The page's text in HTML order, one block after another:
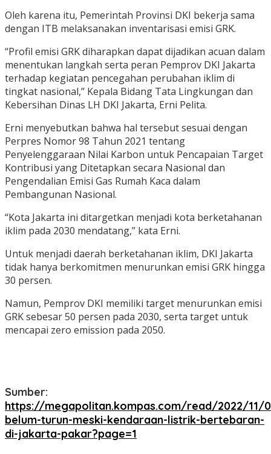
Oleh karena itu, Pemerintah Provinsi DKI bekerja sama
dengan ITB melaksanakan inventarisasi emisi GRK.
“Profil emisi GRK diharapkan dapat dijadikan acuan dalam
menentukan langkah serta peran Pemprov DKI Jakarta
terhadap kegiatan pencegahan perubahan iklim di
tingkat nasional,” Kepala Bidang Tata Lingkungan dan
Kebersihan Dinas LH DKI Jakarta, Erni Pelita.
Erni menyebutkan bahwa hal tersebut sesuai dengan
Perpres Nomor 98 Tahun 2021 tentang
Penyelenggaraan Nilai Karbon untuk Pencapaian Target
Kontribusi yang Ditetapkan secara Nasional dan
Pengendalian Emisi Gas Rumah Kaca dalam
Pembangunan Nasional.
“Kota Jakarta ini ditargetkan menjadi kota berketahanan
iklim pada 2030 mendatang,” kata Erni.
Untuk menjadi daerah berketahanan iklim, DKI Jakarta
tidak hanya berkomitmen menurunkan emisi GRK hingga
30 persen.
Namun, Pemprov DKI memiliki target menurunkan emisi
GRK sebesar 50 persen pada 2030, serta target untuk
mencapai zero emission pada 2050.
Sumber:
https://megapolitan.kompas.com/read/2022/11/
belum-turun-meski-kendaraan-listrik-bertebaran-
di-jakarta-pakar?page=1